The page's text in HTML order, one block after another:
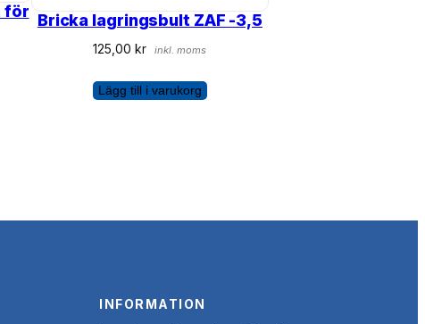
för
Bricka lagringsbult ZAF -3,5
125,00kr inkl. moms
Lägg till i varukorg
INFORMATION